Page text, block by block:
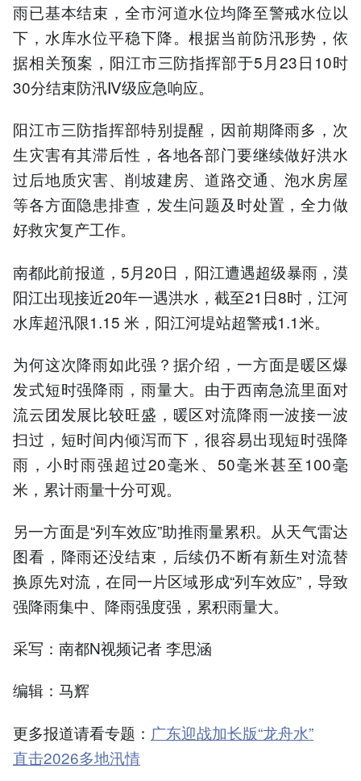
雨已基本结束，全市河道水位均降至警戒水位以
下，水库水位平稳下降。根据当前防汛形势，依
据相关预案，阳江市三防指挥部于5月23日10时
30分结束防汛Ⅳ级应急响应。
阳江市三防指挥部特别提醒，因前期降雨多，次
生灾害有其滞后性，各地各部门要继续做好洪水
过后地质灾害、削坡建房、道路交通、泡水房屋
等各方面隐患排查，发生问题及时处置，全力做
好救灾复产工作。
南都此前报道，5月20日，阳江遭遇超级暴雨，漠
阳江出现接近20年一遇洪水，截至21日8时，江河
水库超汛限1.15 米，阳江河堤站超警戒1.1米。
为何这次降雨如此强？据介绍，一方面是暖区爆
发式短时强降雨，雨量大。由于西南急流里面对
流云团发展比较旺盛，暖区对流降雨一波接一波
扫过，短时间内倾泻而下，很容易出现短时强降
雨，小时雨强超过20毫米、50毫米甚至100毫
米，累计雨量十分可观。
另一方面是“列车效应”助推雨量累积。从天气雷达
图看，降雨还没结束，后续仍不断有新生对流替
换原先对流，在同一片区域形成“列车效应”，导致
强降雨集中、降雨强度强，累积雨量大。
采写：南都N视频记者 李思涵
编辑：马辉
更多报道请看专题： 广东迎战加长版“龙舟水”
直击2026多地汛情